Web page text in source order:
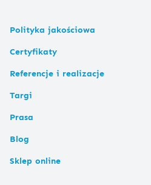
Polityka jakościowa
Certyfikaty
Referencje i realizacje
Targi
Prasa
Blog
Sklep online